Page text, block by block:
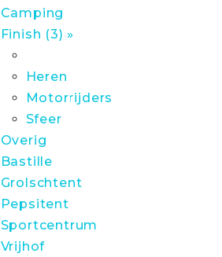
Camping
Finish (3) »
Heren
Motorrijders
Sfeer
Overig
Bastille
Grolschtent
Pepsitent
Sportcentrum
Vrijhof